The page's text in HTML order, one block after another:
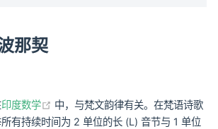
那契
印度数学 (opens new window)
中，与梵文韵律有关。在梵语诗歌
有持续时间为 2 单位的长 (L) 音节与 1 单位